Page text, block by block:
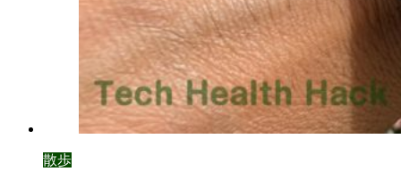
散歩